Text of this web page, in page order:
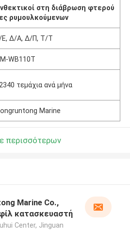
στη διάβρωση φτερού
ρυμουλκούμενων
Ε, Δ/Α, Δ/Π, Τ/Τ
WB110T
τεμάχια ανά μήνα
Marine
περισσότερων
Marine Co.,
κατασκευαστή
Center, Jinguan